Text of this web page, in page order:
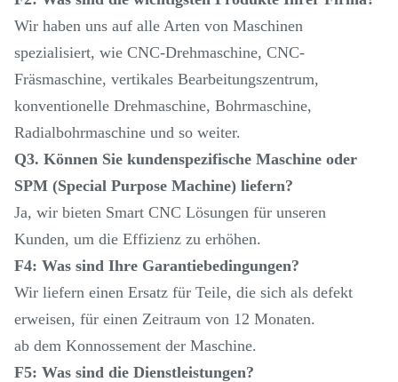
Wir haben uns auf alle Arten von Maschinen
spezialisiert, wie CNC-Drehmaschine, CNC-
Fräsmaschine, vertikales Bearbeitungszentrum,
konventionelle Drehmaschine, Bohrmaschine,
Radialbohrmaschine und so weiter.
Q3. Können Sie kundenspezifische Maschine oder
SPM (Special Purpose Machine) liefern?
Ja, wir bieten Smart CNC Lösungen für unseren
Kunden, um die Effizienz zu erhöhen.
F4: Was sind Ihre Garantiebedingungen?
Wir liefern einen Ersatz für Teile, die sich als defekt
erweisen, für einen Zeitraum von 12 Monaten.
ab dem Konnossement der Maschine.
F5: Was sind die Dienstleistungen?